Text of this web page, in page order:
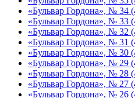
«Бульвар Гордона», № 34
«Бульвар Гордона», № 33
«Бульвар Гордона», № 32
«Бульвар Гордона», № 31
«Бульвар Гордона», № 30
«Бульвар Гордона», № 29
«Бульвар Гордона», № 28
«Бульвар Гордона», № 27
«Бульвар Гордона», № 26